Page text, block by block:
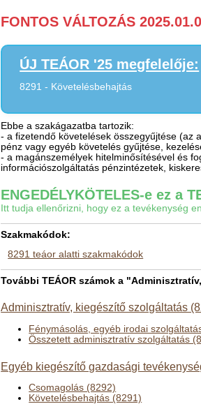
FONTOS VÁLTOZÁS
ÚJ TEÁOR '25 megfelelője:
8291 - Követelésbehajtás
Ebbe a szakágazatba tartozik:
- a fizetendő követelések összegyűjtése (az
pénz vagy egyéb követelés gyűjtése,
- a magánszemélyek hitelminősítésével és
információszolgáltatás pénzintézetek,
ENGEDÉLYKÖTELES-e ez a
Itt tudja ellenőrizni, hogy ez a tevékenység
Szakmakódok:
8291 teáor alatti szakmakódok
További TEÁOR számok a
Adminisztratív, kiegészítő szolgáltatás
Fénymásolás, egyéb irodai
Összetett adminisztratív szolgáltatás
Egyéb kiegészítő gazdasági
Csomagolás (8292)
Követelésbehajtás (8291)